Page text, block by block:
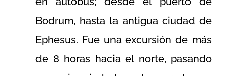
Bodrum, hasta la antigua ciudad de
Ephesus. Fue una excursión de más
de 8 horas hacia el norte, pasando